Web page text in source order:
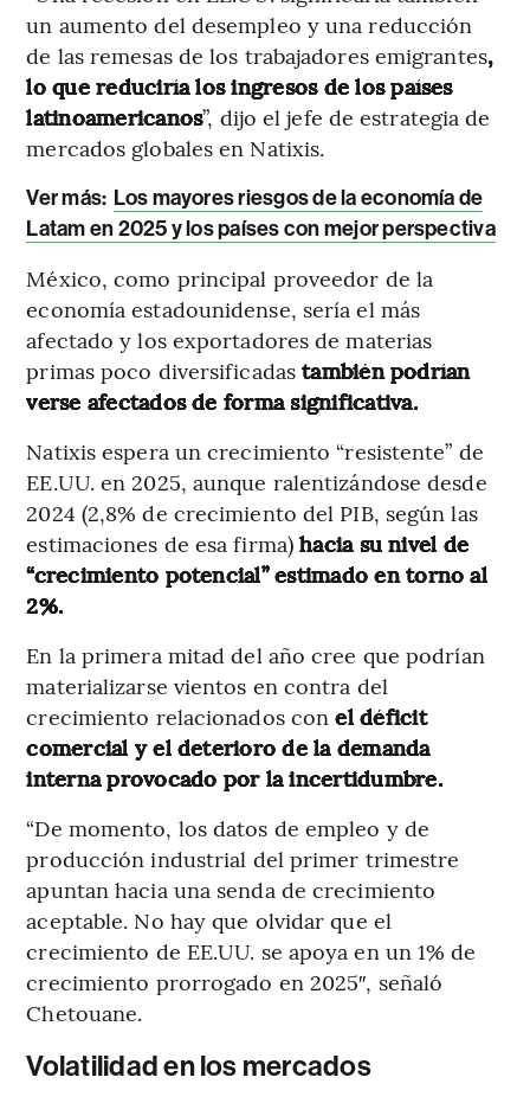
un aumento del desempleo y una reducción
de las remesas de los trabajadores emigrantes,
lo que reduciría los ingresos de los países
latinoamericanos”, dijo el jefe de estrategia de
mercados globales en Natixis.
Ver más: Los mayores riesgos de la economía de
Latam en 2025 y los países con mejor perspectiva
México, como principal proveedor de la
economía estadounidense, sería el más
afectado y los exportadores de materias
primas poco diversificadastambién podrían
verse afectados de forma significativa.
Natixis espera un crecimiento “resistente” de
EE.UU. en 2025, aunque ralentizándose desde
2024 (2,8% de crecimiento del PIB, según las
estimaciones de esa firma)hacia su nivel de
“crecimiento potencial” estimado en torno al
2%.
En la primera mitad del año cree que podrían
materializarse vientos en contra del
crecimiento relacionados con el déficit
comercial y el deterioro de la demanda
interna provocado por la incertidumbre.
“De momento, los datos de empleo y de
producción industrial del primer trimestre
apuntan hacia una senda de crecimiento
aceptable. No hay que olvidar que el
crecimiento de EE.UU. se apoya en un 1% de
crecimiento prorrogado en 2025″, señaló
Chetouane.
Volatilidad en los mercados